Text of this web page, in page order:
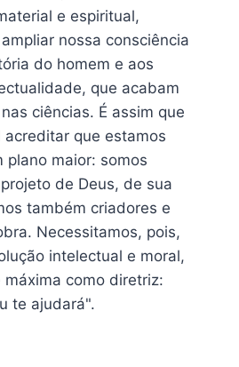
e espiritual,
nossa consciência
do homem e aos
que acabam
ciências. É assim que
acreditar que estamos
plano maior: somos
de Deus, de sua
também criadores e
Necessitamos, pois,
intelectual e moral,
como diretriz:
te ajudará".